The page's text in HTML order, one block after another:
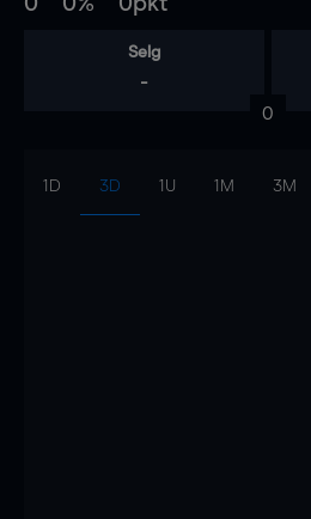
Selg
-
0
1D 3D 1U 1M 3M